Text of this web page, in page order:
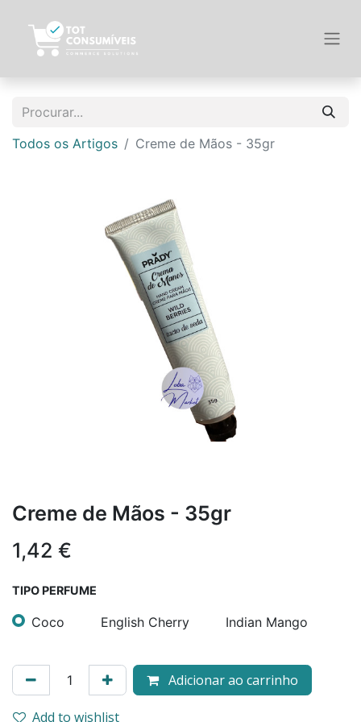
Todos os Artigos Creme de Mãos - 35gr
Creme de Mãos - 35gr
1,42 €
TIPO PERFUME
Coco English Cherry Indian Mango
Adicionar ao carrinho
Add to wishlist